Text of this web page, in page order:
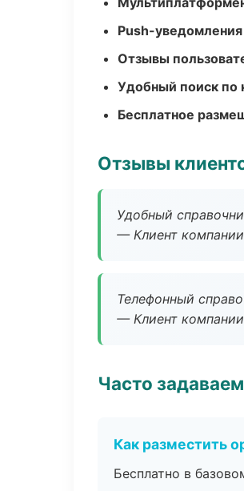
Push-
Отзывы
Удобный поиск по
Бесплатное
Отзывы
Удобный
— Клиент компании
Телефонный
— Клиент компании
Часто
Как разместить
Бесплатно в